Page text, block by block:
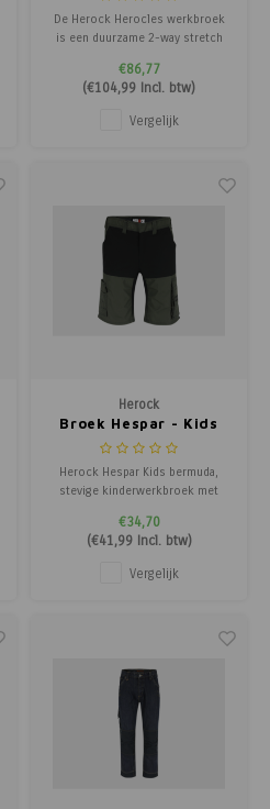
De Herock Herocles werkbroek
is een duurzame 2-way stretch
en vaste nagelzakken. Perfect
voor comfort en intensief
gebruik.
€86,77
(€104,99 Incl. btw)
Vergelijk
Herock
Broek Hespar - Kids
Herock Hespar Kids bermuda,
stevige kinderwerkbroek met
€34,70
(€41,99Incl. btw)
Vergelijk